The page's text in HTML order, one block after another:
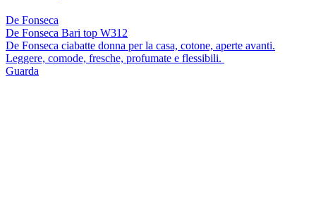
De Fonseca
De Fonseca Bari top W312
De Fonseca ciabatte donna per la casa, cotone, aperte avanti.
Leggere, comode, fresche, profumate e flessibili.
Guarda